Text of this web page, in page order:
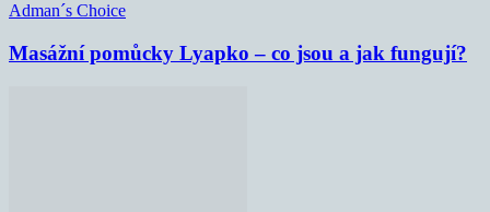
Adman´s Choice
Masážní pomůcky Lyapko – co jsou a jak fungují?